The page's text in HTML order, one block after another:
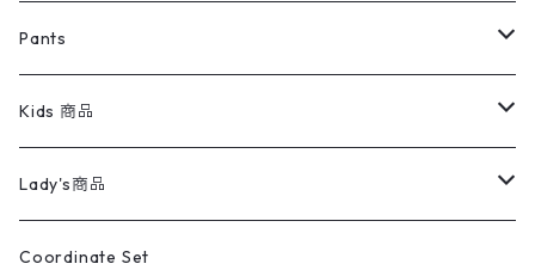
ミリタリージャケット
半袖シャツ
長袖シャツ
パンツ
デニムパンツ
ミリタリーパンツ
レディース
アウター
トップス
キッズ
アウター
ライフスタイル雑貨
Sweat Shirts
REVERSE WEAVE
Pants
Shirts
Ladies
デニムジャケット
ミリタリージャケット
スウィングトップ
アウトドアナイロンジャケット
Tシャツ
長袖シャツ
ブランドシャツ
ストライプシャツ
半袖シャツ
ポロシャツ
Pants
デニムパンツ
501,505
バギーズデニム
ミリタリーパンツ
チノパンツ
Kids 商品
Vintage
Tops
Tops
Lady's商品
Tシャツ
Coordinate Set